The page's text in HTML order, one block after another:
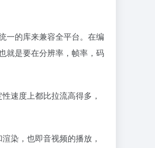
一的库来兼容全平台。在编
就是要在分辨率，帧率，码
速度上都比拉流高得多，
染，也即音视频的播放，